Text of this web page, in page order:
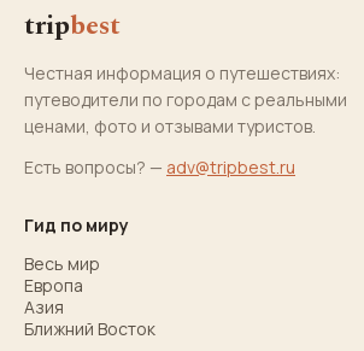
tripbest
Честная информация о путешествиях:
путеводители по городам с реальными
ценами, фото и отзывами туристов.
Есть вопросы? — adv@tripbest.ru
Гид по миру
Весь мир
Европа
Азия
Ближний Восток